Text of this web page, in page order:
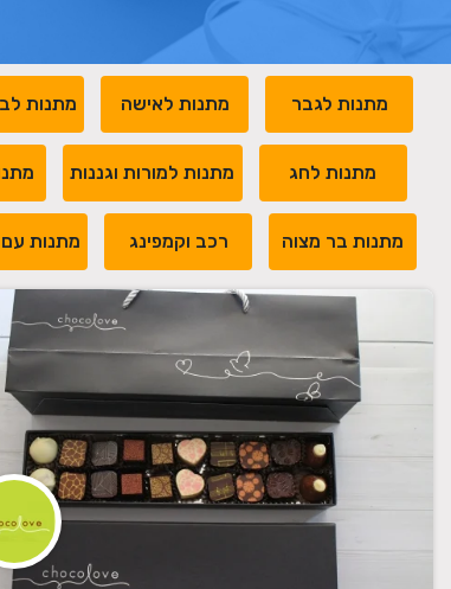
מתנות לגבר מתנות לאישה מתנות
מתנות לחג מתנות למורות וגננות
מתנות בר מצוה רכב וקמפינג מתנות